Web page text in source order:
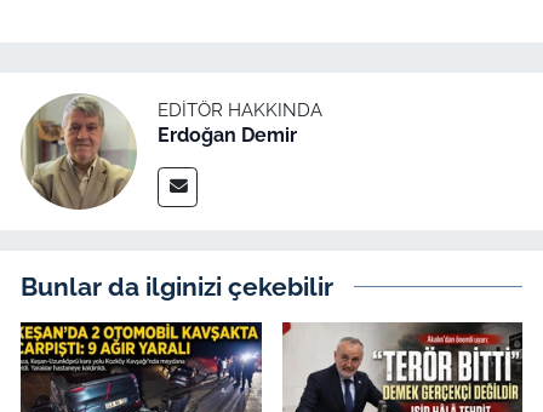
EDITÖR HAKKINDA
Erdoğan Demir
Bunlar da ilginizi çekebilir